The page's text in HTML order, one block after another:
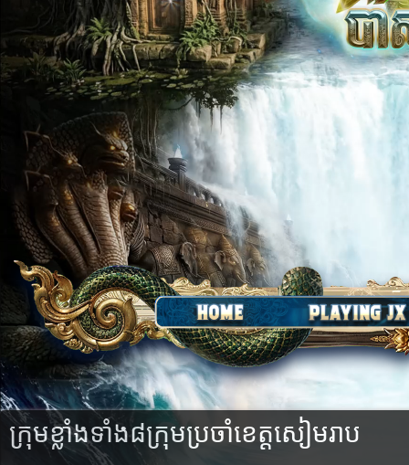
ក្រុមខ្លាំងទាំង៨ក្រុមប្រចាំខេត្តសៀមរាប